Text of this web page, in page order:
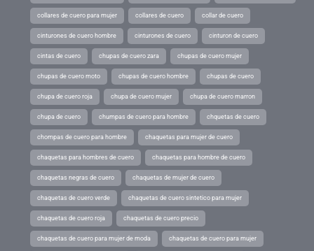
collares de cuero para mujer collares de cuero collar de cuero
cinturones de cuero hombre cinturones de cuero cinturon de cuero
cintas de cuero chupas de cuero zara chupas de cuero mujer
chupas de cuero moto chupas de cuero hombre chupas de cuero
chupa de cuero roja chupa de cuero mujer chupa de cuero marron
chupa de cuero chumpas de cuero para hombre chquetas de cuero
chompas de cuero para hombre chaquetas para mujer de cuero
chaquetas para hombres de cuero chaquetas para hombre de cuero
chaquetas negras de cuero chaquetas de mujer de cuero
chaquetas de cuero verde chaquetas de cuero sintetico para mujer
chaquetas de cuero roja chaquetas de cuero precio
chaquetas de cuero para mujer de moda chaquetas de cuero para mujer